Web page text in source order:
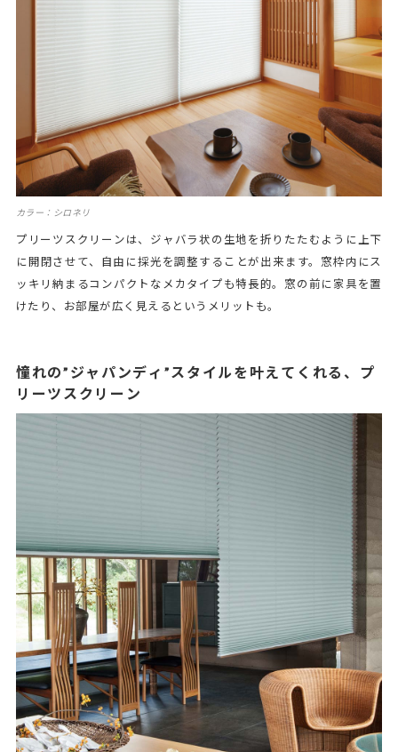
カラー：シロネリ
プリーツスクリーンは、ジャバラ状の生地を折りたたむように上下
に開閉させて、自由に採光を調整することが出来ます。窓枠内にス
ッキリ納まるコンパクトなメカタイプも特長的。窓の前に家具を置
けたり、お部屋が広く見えるというメリットも。
憧れの”ジャパンディ”スタイルを叶えてくれる、プ
リーツスクリーン